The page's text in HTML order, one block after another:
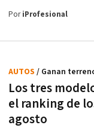
PoriProfesional
Los tres
el ranking de
agosto
AUTOS / Ganan